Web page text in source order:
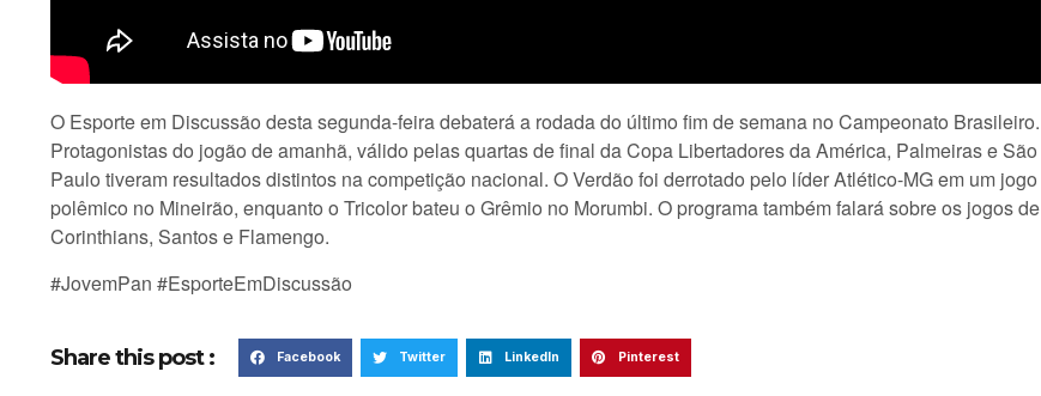
O Esporte em Discussão desta segunda-feira debaterá a rodada do último fim de semana no Campeonato Brasileiro.
Protagonistas do jogão de amanhã, válido pelas quartas de final da Copa Libertadores da América, Palmeiras e São
Paulo tiveram resultados distintos na competição nacional. O Verdão foi derrotado pelo líder Atlético-MG em um jogo
polêmico no Mineirão, enquanto o Tricolor bateu o Grêmio no Morumbi. O programa também falará sobre os jogos de
Corinthians, Santos e Flamengo.
#JovemPan #EsporteEmDiscussão
Share this post : Facebook Twitter LinkedIn Pinterest